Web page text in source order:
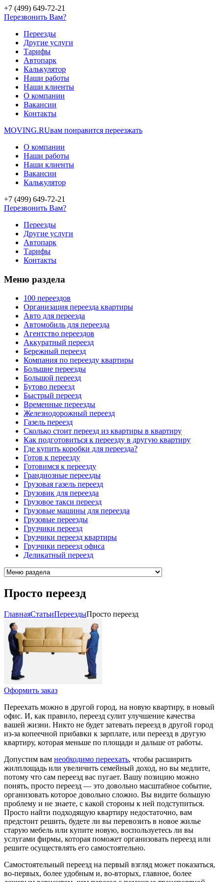
+7 (499) 649-72-21
Перезвонить Вам?
Переезды
Другие услуги
Тарифы
Автопарк
Калькулятор
Наши работы
Наши клиенты
О компании
Вакансии
Контакты
MOVING.RUвам понравится переезжать
О компании
Наши работы
Наши клиенты
Вакансии
Калькулятор
+7 (499) 649-72-21
Перезвонить Вам?
Переезды
Другие услуги
Автопарк
Тарифы
Контакты
Меню раздела
100 переездов
Организация переезда квартиры
Авто для переезда
Автомобиль для переезда
Агентство переездов
Аккуратный переезд
Бережный переезд
Компания по переезду квартиры
Большие переезды
Большой переезд
Бутово переезд
Быстрый переезд
Временные переезды
Железнодорожный переезд
Газель переезд
Сколько стоит переезд из квартиры в квартиру
Как подготовиться к переезду в другую квартиру
Где купить коробки для переезда?
Готов к переезду
Готовимся к переезду
Грандиозные переезды
Грузовая газель переезд
Грузовик для переезда
Грузовое такси переезд
Грузовые машины для переезда
Грузовые переезды
Грузчики переезд
Грузчики переезд квартиры
Грузчики переезд офиса
Деликатный переезд
Просто переезд
ГлавнаяCтатьиПереездыПросто переезд
Оформить заказ
Переехать можно в другой город, на новую квартиру, в новый
офис. И, как правило, переезд сулит улучшение качества
вашей жизни. Никто не будет затевать переезд в другой город
из-за копеечной прибавки к зарплате, или переезд в другую
квартиру, которая меньше по площади и дальше от работы.
Допустим вам необходимо переехать, чтобы расширить
жилплощадь или увеличить семейный доход, но вы медлите,
потому что сам переезд вас пугает. Вашу позицию можно
понять, просто переезд — это довольно масштабное событие,
организовать которое довольно сложно. Вы видите большую
проблему и не знаете, с какой стороны к ней подступиться.
Просто найти подходящую квартиру недостаточно, вам
предстоит решить, будете ли вы перевозить в новое жилье
старую мебель или купите новую, воспользуетесь ли вы
услугами фирмы, которая поможет организовать переезд или
решите осуществлять его самостоятельно.
Самостоятельный переезд на первый взгляд может показаться,
во-первых, более удобным и, во-вторых, главное, более